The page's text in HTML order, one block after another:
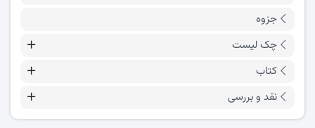
جزوه
چک لیست
کتاب
نقد و بررسی